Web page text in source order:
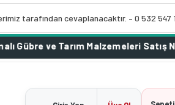
tarafından cevaplanacaktır. – 0 532 547